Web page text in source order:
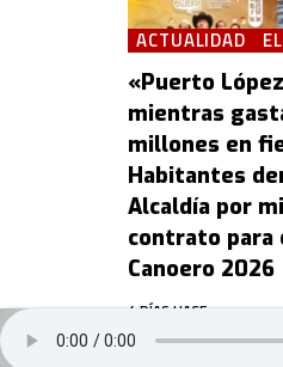
ACTUALIDAD
«Puerto
mientras
millones en
Habitantes
Alcaldía por
contrato para
Canoero 2026
4 DÍAS HACE